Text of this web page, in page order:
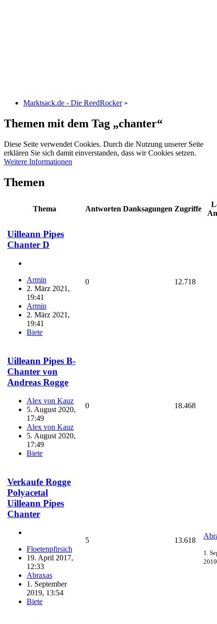
Marktsack.de - Die ReedRocker »
Themen mit dem Tag „chanter“
Diese Seite verwendet Cookies. Durch die Nutzung unserer Seite
erklären Sie sich damit einverstanden, dass wir Cookies setzen.
Weitere Informationen
Themen
Thema Antworten Danksagungen Zugriffe
Uilleann Pipes
Chanter D
Armin
2. März 2021,
19:41
Armin
2. März 2021,
19:41
Biete
0 12.718
Uilleann Pipes B-
Chanter von
Andreas Rogge
Alex von Kauz
5. August 2020,
17:49
Alex von Kauz
5. August 2020,
17:49
Biete
0 18.468
Verkaufe Rogge
Polyacetal
Uilleann Pipes
Chanter
Floetenpfirsich
19. April 2017,
12:33
Abraxas
1. September
2019, 13:54
Biete
5 13.618
1.